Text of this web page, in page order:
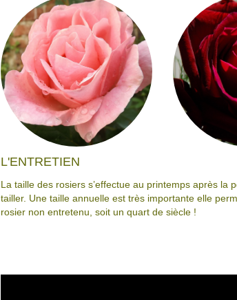
L'ENTRETIEN
La taille des rosiers s’effectue au printemps après
tailler. Une taille annuelle est très importante elle
rosier non entretenu, soit un quart de siècle !